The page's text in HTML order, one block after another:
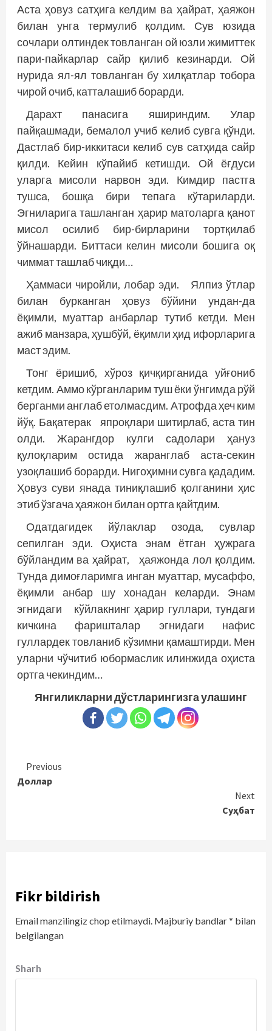
Аста ҳовуз сатҳига келдим ва ҳайрат, ҳаяжон
билан унга термулиб қолдим. Сув юзида
сочлари олтиндек товланган ой юзли жимиттек
пари-пайкарлар сайр қилиб кезинарди. Ой
нурида ял-ял товланган бу хилқатлар тобора
чирой очиб, катталашиб борарди.
Дарахт панасига яшириндим. Улар
пайқашмади, бемалол учиб келиб сувга қўнди.
Дастлаб бир-иккитаси келиб сув сатҳида сайр
қилди. Кейин кўпайиб кетишди. Ой ёғдуси
уларга мисоли нарвон эди. Кимдир пастга
тушса, бошқа бири тепага кўтариларди.
Эгниларига ташланган ҳарир матоларга қанот
мисол осилиб бир-бирларини тортқилаб
ўйнашарди. Биттаси келин мисоли бошига оқ
чиммат ташлаб чиқди…
Ҳаммаси чиройли, лобар эди. Ялпиз ўтлар
билан бурканган ҳовуз бўйини ундан-да
ёқимли, муаттар анбарлар тутиб кетди. Мен
ажиб манзара, ҳушбўй, ёқимли ҳид ифорларига
маст эдим.
Тонг ёришиб, хўроз қичқирганида уйғониб
кетдим. Аммо кўрганларим туш ёки ўнгимда рўй
берганми англаб етолмасдим. Атрофда ҳеч ким
йўқ. Бақатерак япроқлари шитирлаб, аста тин
олди. Жарангдор кулги садолари ҳануз
қулоқларим остида жаранглаб аста-секин
узоқлашиб борарди. Нигоҳимни сувга қададим.
Ҳовуз суви янада тиниқлашиб қолганини ҳис
этиб ўзгача ҳая­жон билан ортга қайтдим.
Одатдагидек йўлаклар озода, сувлар
сепилган эди. Оҳиста энам ётган ҳужрага
бўйландим ва ҳайрат, ҳаяжонда лол қолдим.
Тунда димоғларимга инган муаттар, мусаффо,
ёқимли анбар шу хонадан келарди. Энам
эгнидаги кўйлакнинг ҳарир гуллари, тундаги
кичкина фаришталар эгнидаги нафис
гуллардек товланиб кўзимни қамаштирди. Мен
уларни чўчитиб юбормаслик илинжида оҳиста
ортга чекиндим…
Янгиликларни дўстларингизга улашинг
Continue
Reading
Previous
Доллар
Next
Суҳбат
Fikr bildirish
Email manzilingiz chop etilmaydi. Majburiy bandlar* bilan
belgilangan
Sharh